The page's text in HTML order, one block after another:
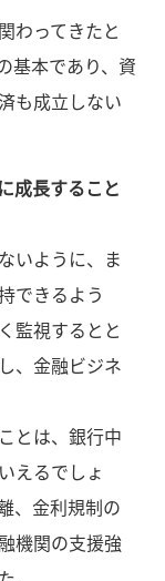
わってきたと
基本であり、資
も成立しない
成長すること
いように、ま
できるよう
監視するとと
、金融ビジネ
とは、銀行中
えるでしょ
、金利規制の
機関の支援強